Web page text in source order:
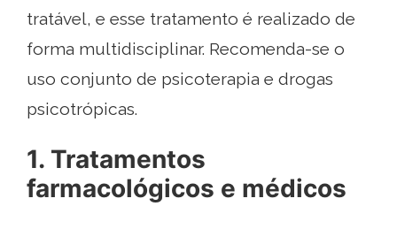
tratável, e esse tratamento é realizado de
forma multidisciplinar. Recomenda-se o
uso conjunto de psicoterapia e drogas
psicotrópicas.
1. Tratamentos
farmacológicos e médicos